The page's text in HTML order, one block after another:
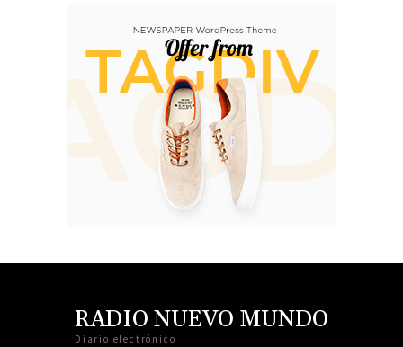
RADIO NUEVO MUNDO
Diario electrónico